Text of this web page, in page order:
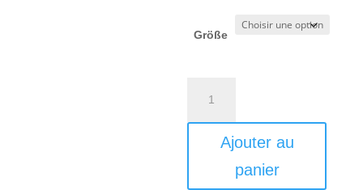
Größe
HK
Ajouter au
panier